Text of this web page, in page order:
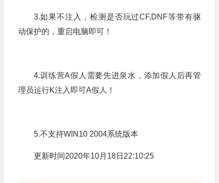
3.如果不注入，检测是否玩过CF,DNF等带有驱
动保护的，重启电脑即可！
4.训练营A假人需要先进泉水，添加假人后再管
理员运行K注入即可A假人！
5.不支持WIN10 2004系统版本
更新时间2020年10月18日22:10:25